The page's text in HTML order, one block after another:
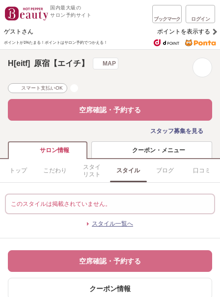
国内最大級の
サロン予約サイト
ブックマーク ログイン
ゲストさん ポイントを表示する
ポイントが1%たまる！ ポイントはサロン予約でつかえる！
H[eitf] 原宿【エイチ】 MAP
スマート支払いOK
空席確認・予約する
スタッフ募集を見る
サロン情報 クーポン・メニュー
トップ こだわり
スタイ
リスト
スタイル ブログ 口コミ
このスタイルは掲載されていません。
スタイル一覧へ
空席確認・予約する
クーポン情報